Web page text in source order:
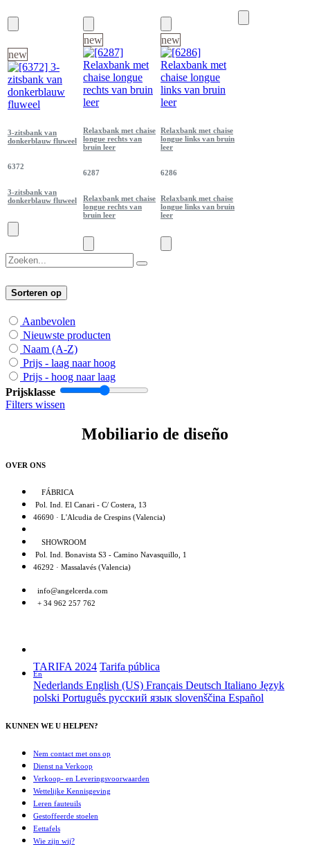
new
3-zitsbank van
donkerblauw fluweel
6372
3-zitsbank van
donkerblauw fluweel
new
Relaxbank met chaise
longue rechts van
bruin leer
6287
Relaxbank met chaise
longue rechts van
bruin leer
new
Relaxbank met chaise
longue links van bruin
leer
6286
Relaxbank met chaise
longue links van bruin
leer
Sorteren op
Aanbevolen
Nieuwste producten
Naam (A-Z)
Prijs - laag naar hoog
Prijs - hoog naar laag
Prijsklasse
Filters wissen
Mobiliario de diseño
OVER ONS
FÁBRICA
Pol. Ind. El Canari - C/ Costera, 13
46690 · L'Alcudia de Crespins (Valencia)
SHOWROOM
Pol. Ind. Bonavista S3 - Camino Navasquillo, 1
46292 · Massalavés (Valencia)
info@angelcerda.com
+ 34 962 257 762
TARIFA 2024 Tarifa pública
En
Nederlands English (US) Français Deutsch Italiano Język
polski Português русский язык slovenščina Español
KUNNEN WE U HELPEN?
Nem contact met ons op
Dienst na Verkoop
Verkoop- en Leveringsvoorwaarden
Wettelijke Kennisgeving
Leren fauteuils
Gestoffeerde stoelen
Eettafels
Wie zijn wij?